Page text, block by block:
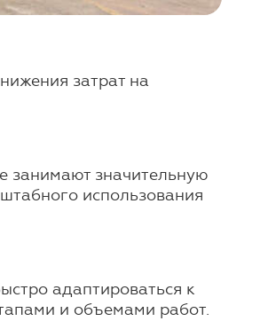
затрат на
занимают значительную
использования
адаптироваться к
и объемами работ.